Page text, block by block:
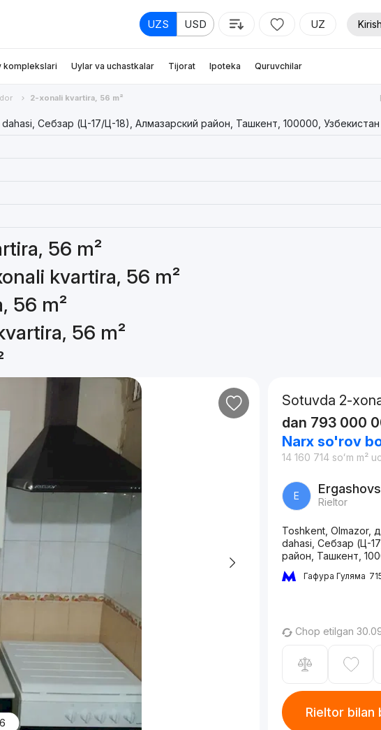
UZS USD UZ
komplekslari Uylar va uchastkalar Tijorat Ipoteka Quruvchilar
2-xonali kvartira, 56 m²
Себзар (Ц-17/Ц-18), Алмазарский район, Ташкент, 100000, Узбекистан
56 m²
kvartira, 56 m²
56 m²
56 m²
Sotuvda 2-
dan 793 000
Narx so'rov
14 160 714 soʻm m²
E
Rieltor
Toshkent, Olmazor,
dahasi, Себзар (Ц-
район, Ташкент,
Гафура Гуляма
Chop etilgan
Rieltor bilan